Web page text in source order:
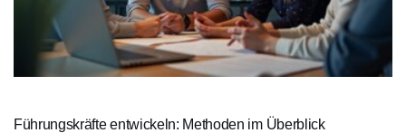
Führungskräfte entwickeln: Methoden im Überblick